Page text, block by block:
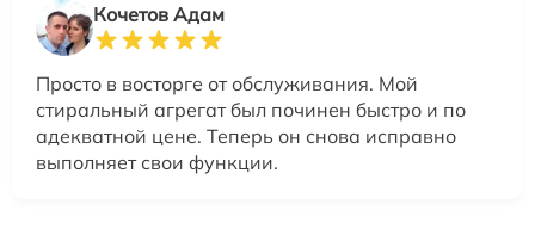
Кочетов Адам
Просто в восторге от обслуживания. Мой
стиральный агрегат был починен быстро и по
адекватной цене. Теперь он снова исправно
выполняет свои функции.